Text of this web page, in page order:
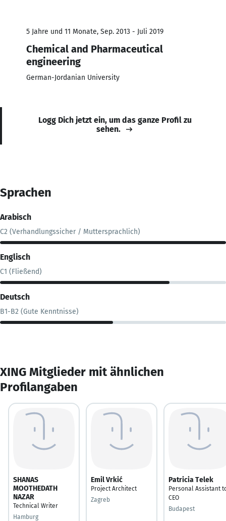
5 Jahre und 11 Monate, Sep. 2013 - Juli 2019
Chemical and Pharmaceutical
engineering
German-Jordanian University
Logg Dich jetzt ein, um das ganze Profil zu
sehen.
Sprachen
Arabisch
C2 (Verhandlungssicher / Muttersprachlich)
Englisch
C1 (Fließend)
Deutsch
B1-B2 (Gute Kenntnisse)
XING Mitglieder mit ähnlichen
Profilangaben
SHANAS
MOOTHEDATH
NAZAR
Technical Writer
Hamburg
Emil Vrkić
Project Architect
Zagreb
Patricia Telek
Personal Assistant
CEO
Budapest